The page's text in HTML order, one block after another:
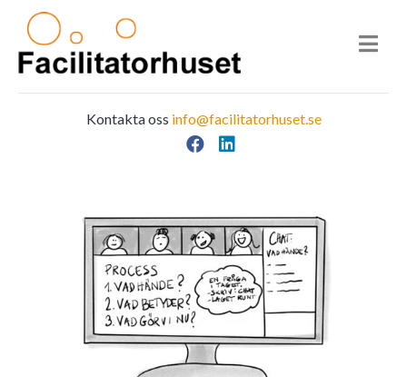
Kontakta oss info@facilitatorhuset.se
Facebook
LinkedIn